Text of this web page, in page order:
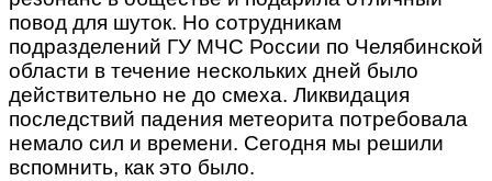
повод для шуток. Но сотрудникам
подразделений ГУ МЧС России по Челябинской
области в течение нескольких дней было
действительно не до смеха. Ликвидация
последствий падения метеорита потребовала
немало сил и времени. Сегодня мы решили
вспомнить, как это было.